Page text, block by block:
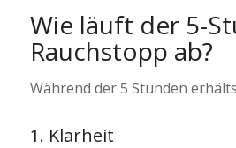
Wie läuft der 5-
Rauchstopp ab?
Während der 5 Stunden
1. Klarheit